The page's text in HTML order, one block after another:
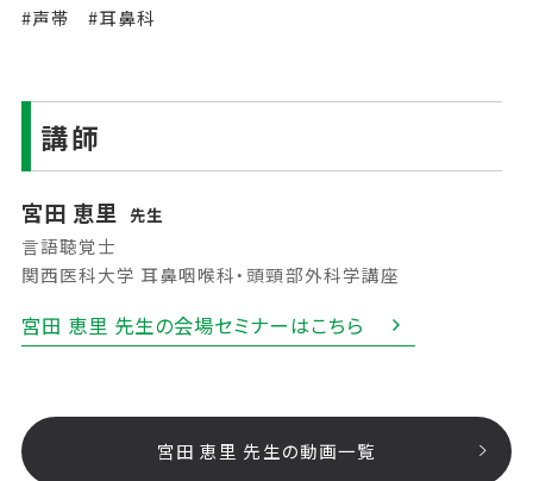
#声帯
#耳鼻科
講師
宮田 恵里 先生
言語聴覚士
関西医科大学 耳鼻咽喉科・頭頸部外科学講座
宮田 恵里 先生の会場セミナーはこちら
宮田 恵里 先生の動画一覧